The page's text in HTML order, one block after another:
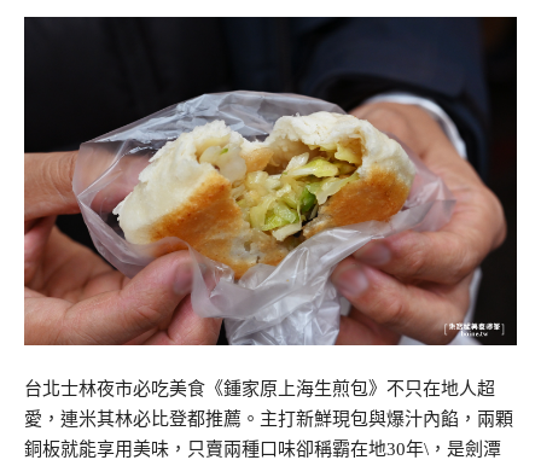
台北士林夜市必吃美食《鍾家原上海生煎包》不只在地人超
愛，連米其林必比登都推薦。主打新鮮現包與爆汁內餡，兩顆
銅板就能享用美味，只賣兩種口味卻稱霸在地30年\，是劍潭